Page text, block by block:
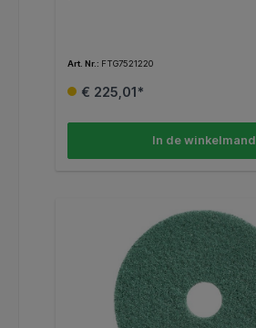
Art. Nr.: FTG7521220
€ 225,01*
In de winkelmand